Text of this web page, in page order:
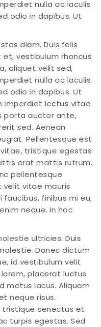
nulla ac iaculis
odio in dapibus. Ut
diam. Duis felis
vestibulum rhoncus
aliquet velit sed,
nulla ac iaculis
odio in dapibus. Ut
imperdiet lectus vitae
porta auctor ante,
sed. Aenean
Pellentesque est
tristique egestas
erat mattis rutrum.
pellentesque
velit vitae mauris
finibus mi eu,
neque. In hac
ultricies. Duis
Donec dictum
id vestibulum velit
placerat luctus
metus lacus. Aliquam
neque risus.
senectus et
turpis egestas. Sed